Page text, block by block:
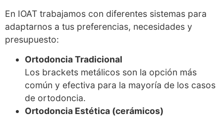
En IOAT trabajamos con diferentes sistemas para
adaptarnos a tus preferencias, necesidades y
presupuesto:
Ortodoncia Tradicional
Los brackets metálicos son la opción más
común y efectiva para la mayoría de los casos
de ortodoncia.
Ortodoncia Estética (cerámicos)